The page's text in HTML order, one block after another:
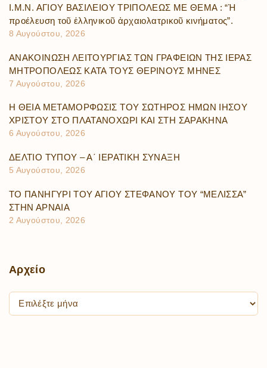
Ι.Μ.Ν. ΑΓΙΟΥ ΒΑΣΙΛΕΙΟΥ ΤΡΙΠΟΛΕΩΣ ΜΕ ΘΕΜΑ : “Ἡ
προέλευση τοῦ ἑλληνικοῦ ἀρχαιολατρικοῦ κινήματος”.
8 Αυγούστου, 2026
ΑΝΑΚΟΙΝΩΣΗ ΛΕΙΤΟΥΡΓΙΑΣ ΤΩΝ ΓΡΑΦΕΙΩΝ ΤΗΣ ΙΕΡΑΣ
ΜΗΤΡΟΠΟΛΕΩΣ ΚΑΤΑ ΤΟΥΣ ΘΕΡΙΝΟΥΣ ΜΗΝΕΣ
7 Αυγούστου, 2026
Η ΘΕΙΑ ΜΕΤΑΜΟΡΦΩΣΙΣ ΤΟΥ ΣΩΤΗΡΟΣ ΗΜΩΝ ΙΗΣΟΥ
ΧΡΙΣΤΟΥ ΣΤΟ ΠΛΑΤΑΝΟΧΩΡΙ ΚΑΙ ΣΤΗ ΣΑΡΑΚΗΝΑ
6 Αυγούστου, 2026
ΔΕΛΤΙΟ ΤΥΠΟΥ – Α΄ ΙΕΡΑΤΙΚΗ ΣΥΝΑΞΗ
5 Αυγούστου, 2026
ΤΟ ΠΑΝΗΓΥΡΙ ΤΟΥ ΑΓΙΟΥ ΣΤΕΦΑΝΟΥ ΤΟΥ “ΜΕΛΙΣΣΑ”
ΣΤΗΝ ΑΡΝΑΙΑ
2 Αυγούστου, 2026
Αρχείο